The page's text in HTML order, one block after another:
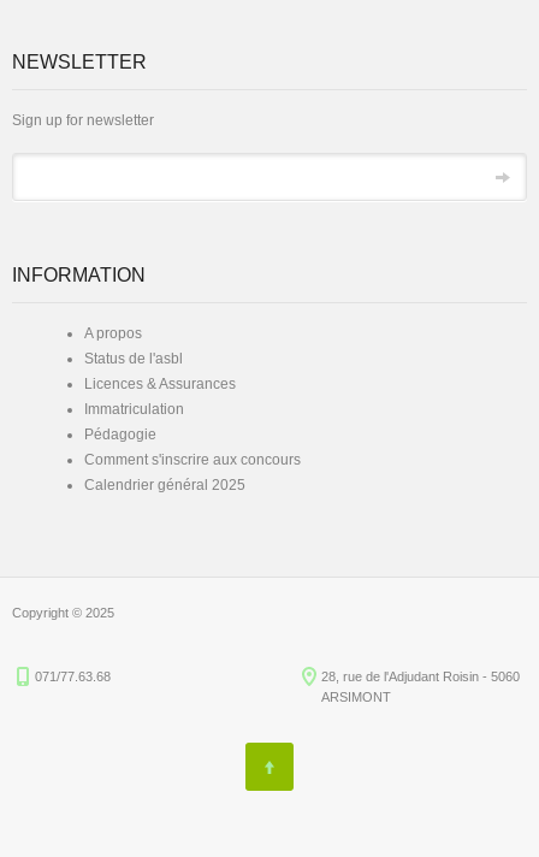
NEWSLETTER
Sign up for newsletter
INFORMATION
A propos
Status de l'asbl
Licences & Assurances
Immatriculation
Pédagogie
Comment s'inscrire aux concours
Calendrier général 2025
Copyright © 2025
071/77.63.68
28, rue de l'Adjudant Roisin - 5060
ARSIMONT